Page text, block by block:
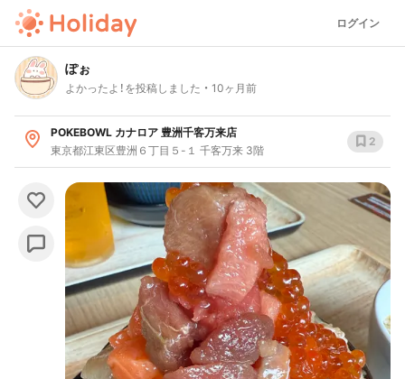
ログイン
ぽぉ
よかったよ！を投稿しました 10ヶ月前
POKEBOWL カナロア 豊洲千客万来店
東京都江東区豊洲６丁目５-１ 千客万来 3階
2